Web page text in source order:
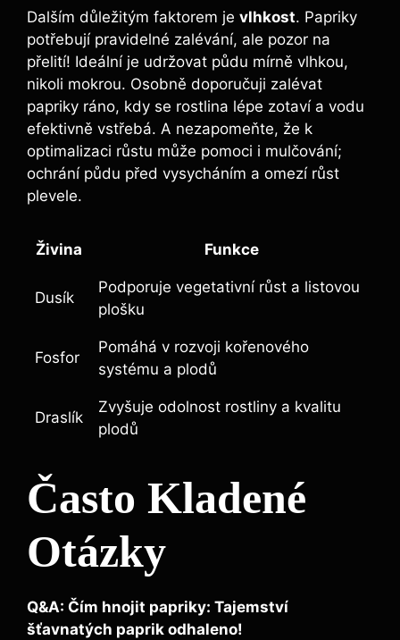
Dalším důležitým​ faktorem je vlhkost. Papriky
potřebují pravidelné​ zalévání, ‍ale pozor na
přelití!‌ Ideální je‌ udržovat půdu⁤ mírně ⁤vlhkou,‍
nikoli mokrou. Osobně doporučuji ‌zalévat
papriky ráno,‍ kdy se rostlina lépe⁤ zotaví a vodu
‌efektivně vstřebá. A‌ nezapomeňte, že k
optimalizaci růstu ⁢může pomoci i mulčování;
ochrání půdu ⁤před vysycháním a omezí růst
plevele.
Živina Funkce
Dusík
Podporuje‌ vegetativní růst ​a listovou
plošku
Fosfor
Pomáhá v rozvoji‍ kořenového
systému a ⁣plodů
Draslík
Zvyšuje odolnost rostliny a kvalitu
plodů
Často Kladené
Otázky
Q&A: Čím hnojit ‍papriky: Tajemství
šťavnatých paprik odhaleno!